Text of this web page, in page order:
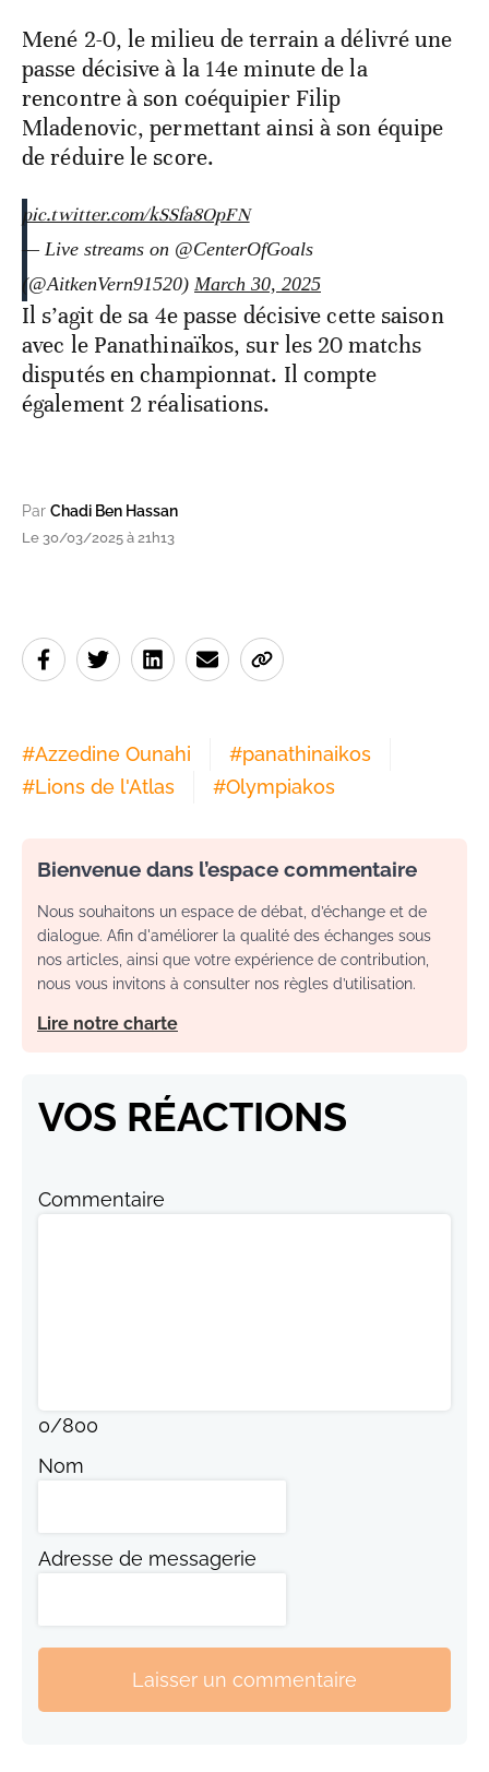
Mené 2-0, le milieu de terrain a délivré une
passe décisive à la 14e minute de la
rencontre à son coéquipier Filip
Mladenovic, permettant ainsi à son équipe
de réduire le score.
pic.twitter.com/kSSfa8OpFN
— Live streams on @CenterOfGoals
(@AitkenVern91520) March 30, 2025
Il s’agit de sa 4e passe décisive cette saison
avec le Panathinaïkos, sur les 20 matchs
disputés en championnat. Il compte
également 2 réalisations.
Par Chadi Ben Hassan
Le 30/03/2025 à 21h13
#Azzedine Ounahi #panathinaikos
#Lions de l'Atlas #Olympiakos
Bienvenue dans l’espace commentaire
Nous souhaitons un espace de débat, d’échange et de
dialogue. Afin d'améliorer la qualité des échanges sous
nos articles, ainsi que votre expérience de contribution,
nous vous invitons à consulter nos règles d’utilisation.
Lire notre charte
VOS RÉACTIONS
Commentaire
0/800
Nom
Adresse de messagerie
Laisser un commentaire